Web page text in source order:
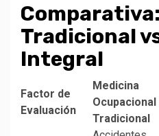
Tradicional
Integral
Factor de
Evaluación
Medicina
Ocupacional
Tradicional